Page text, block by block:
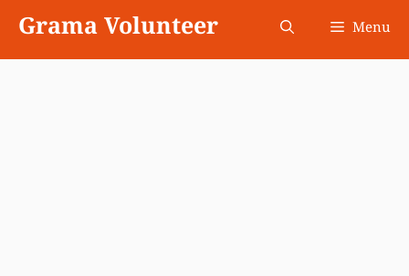
content
Grama Volunteer Menu